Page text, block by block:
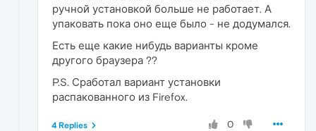
ручной установкой больше не работает. А
упаковать пока оно еще было - не додумался.
Есть еще какие нибудь варианты кроме
другого браузера ??
P.S. Сработал вариант установки
распакованного из Firefox.
0
4 Replies